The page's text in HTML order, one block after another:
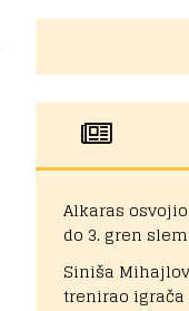
Alkaras
do 3. gren
Siniša
trenirao igrača